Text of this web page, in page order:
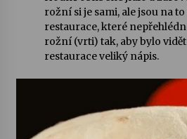
rožní si je sami, ale jsou na
restaurace, které
rožní (vrti) tak, aby bylo
restaurace veliký nápis.